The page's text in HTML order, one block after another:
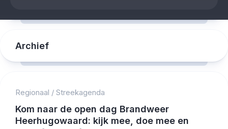
Archief
Regionaal / Streekagenda
Kom naar de open dag Brandweer
Heerhugowaard: kijk mee, doe mee en